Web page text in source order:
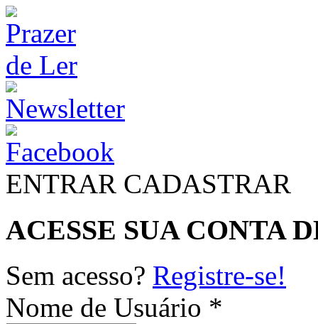
ENTRAR CADASTRAR
ACESSE SUA CONTA
Sem acesso? Registre-se!
Nome de Usuário *